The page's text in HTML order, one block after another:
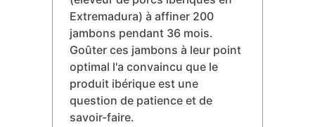
pour les produits ibériques ait
commencé en famille : en 2009,
alors qu'il étudiait la
Gastronomie à l'École
Supérieure d'Hôtellerie de
Madrid, il a aidé son grand-père
(éleveur de porcs ibériques en